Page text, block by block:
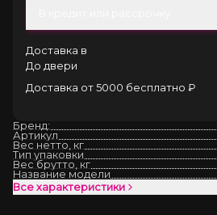
Доставка в
До двери
Доставка от 5000 бесплатно ₽
Бренд:
Артикул
Вес нетто, кг
Тип упаковки
Вес брутто, кг
Название модели
Все характеристики